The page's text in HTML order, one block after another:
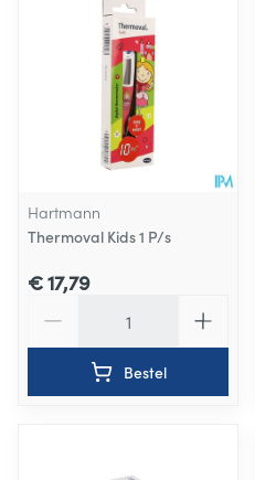
Hartmann
Thermoval Kids 1 P/s
€ 17,79
Bestel